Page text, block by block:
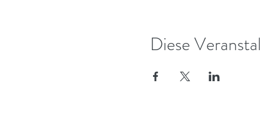
Diese